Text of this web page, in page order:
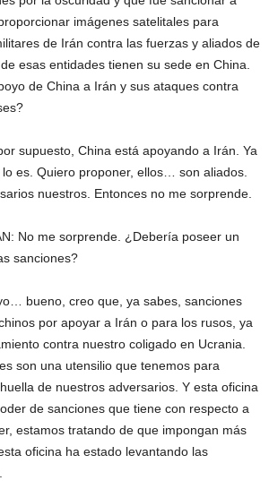
imágenes satelitales para
de Irán contra las fuerzas y aliados de
esas entidades tienen su sede en China.
de China a Irán y sus ataques contra
supuesto, China está apoyando a Irán. Ya
es. Quiero proponer, ellos… son aliados.
nuestros. Entonces no me sorprende.
No me sorprende. ¿Debería poseer un
sanciones?
bueno, creo que, ya sabes, sanciones
por apoyar a Irán o para los rusos, ya
contra nuestro coligado en Ucrania.
son una utensilio que tenemos para
de nuestros adversarios. Y esta oficina
de sanciones que tiene con respecto a
estamos tratando de que impongan más
oficina ha estado levantando las